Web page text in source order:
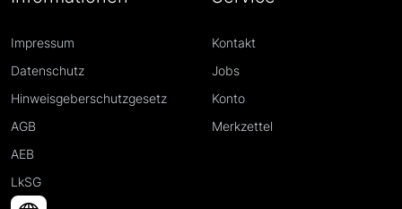
Impressum
Datenschutz
Hinweisgeberschutzgesetz
AGB
AEB
LkSG
Kontakt
Jobs
Konto
Merkzettel